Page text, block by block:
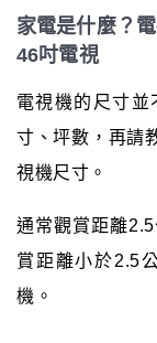
家電是什麼？
46吋電視
電視機的尺寸並
寸、坪數，再請
視機尺寸。
通常觀賞距離
賞距離小於2.5
機。